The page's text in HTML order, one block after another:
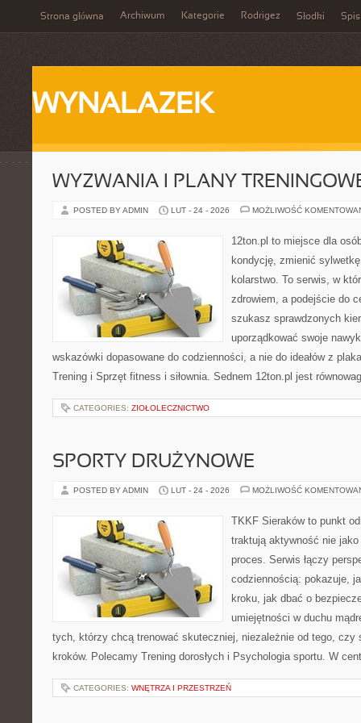
Strona główna Archiwum Kategorie Rodrigez Słodki Spis
WYNALAZEK
WYZWANIA I PLANY
POSTED BY ADMIN LUT - 24 - 2026 MOŻLIWOŚĆ
12ton.pl to miejsce dla
kondycję, zmienić
kolarstwo. To serwis, w
zdrowiem, a podejście do
szukasz sprawdzonych
uporządkować swoje
wskazówki dopasowane do codzienności, a nie do ideałów z
Trening i Sprzęt fitness i siłownia. Sednem 12ton.pl jest
CATEGORIES: ZIOŁOLECZNICTWO
SPORTY DRUŻYNOWE
POSTED BY ADMIN LUT - 24 - 2026 MOŻLIWOŚĆ
TKKF Sieraków to punkt
traktują aktywność nie
proces. Serwis łączy
codziennością: pokazuje,
kroku, jak dbać o
umiejętności w duchu
tych, którzy chcą trenować skuteczniej, niezależnie od tego, czy
kroków. Polecamy Trening dorosłych i Psychologia sportu. W
CATEGORIES: WNĘTRZA I PRZESTRZEŃ